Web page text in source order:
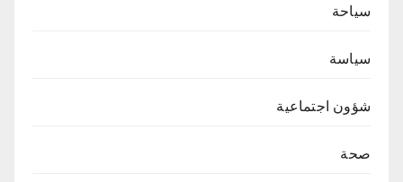
سياحة
سياسة
شؤون اجتماعية
صحة